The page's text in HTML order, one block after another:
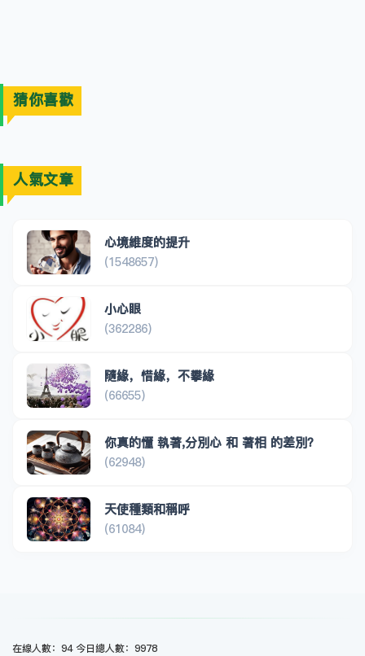
猜你喜歡
人氣文章
心境維度的提升
(1548657)
小心眼
(362286)
隨緣，惜緣，不攀緣
(66655)
你真的懂 執著,分別心 和 著相 的差別？
(62948)
天使種類和稱呼
(61084)
在線人數：94 今日總人數：9978